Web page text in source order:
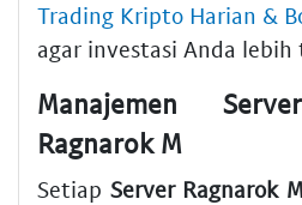
Trading Kripto Harian &
agar investasi Anda lebih
Manajemen
Ragnarok M
Setiap Server Ragnarok